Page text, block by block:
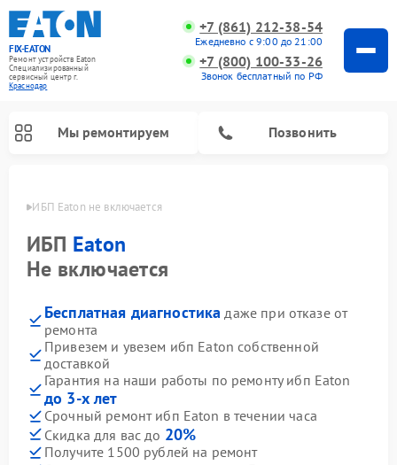
FIX-EATON
Ремонт устройств Eaton
Специализированный
cервисный центр г.
Краснодар
+7 (861) 212-38-54
Ежедневно с 9:00 до 21:00
+7 (800) 100-33-26
Звонок бесплатный по РФ
Мы ремонтируем Позвонить
ИБП Eaton не включается
ИБП Eaton
Не включается
Бесплатная диагностика даже при отказе от
ремонта
Привезем и увезем ибп Eaton собственной
доставкой
Гарантия на наши работы по ремонту ибп Eaton
до 3-х лет
Срочный ремонт ибп Eaton в течении часа
Скидка для вас до 20%
Получите 1500 рублей на ремонт